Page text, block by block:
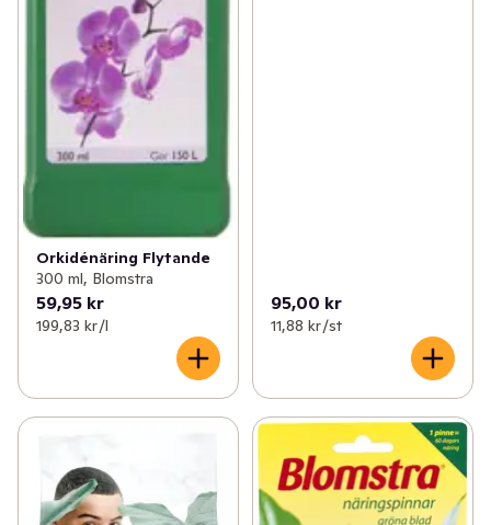
Orkidénäring Flytande
300 ml, Blomstra
59,95 kr
199,83 kr /l
95,00 kr
11,88 kr /st